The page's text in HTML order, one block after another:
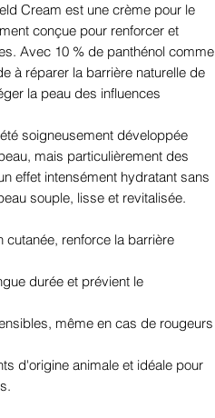
Cream est une crème pour le
conçue pour renforcer et
Avec 10 % de panthénol comme
à réparer la barrière naturelle de
la peau des influences
soigneusement développée
mais particulièrement des
effet intensément hydratant sans
souple, lisse et revitalisée.
cutanée, renforce la barrière
durée et prévient le
même en cas de rougeurs
d'origine animale et idéale pour